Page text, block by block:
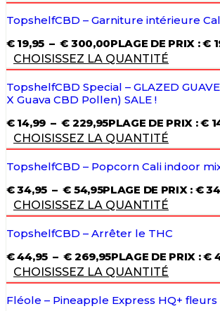
TopshelfCBD – Garniture intérieure
€19,95 – € 300,00PLAGE DE PRIX : €
CHOISISSEZ LA QUANTITÉ
TopshelfCBD Special – GLAZED
X Guava CBD Pollen) SALE !
€14,99 – € 229,95PLAGE DE PRIX : €
CHOISISSEZ LA QUANTITÉ
TopshelfCBD – Popcorn Cali indoor
€34,95 – € 54,95PLAGE DE PRIX : €
CHOISISSEZ LA QUANTITÉ
TopshelfCBD – Arrêter le THC
€44,95 – € 269,95PLAGE DE PRIX : €
CHOISISSEZ LA QUANTITÉ
Fléole – Pineapple Express HQ+ fleurs